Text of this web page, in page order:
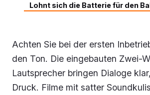
Lohnt sich die Batterie für den
Achten Sie bei der ersten
den Ton. Die eingebauten Zwei-
Lautsprecher bringen Dialoge
Druck. Filme mit satter